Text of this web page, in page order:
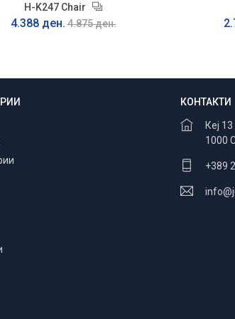
H-K247 Chair
4.388 ден. 4.875 ден.
Безбедно
100% заштита
КОНТАКТИ
Кеј
1000
+389